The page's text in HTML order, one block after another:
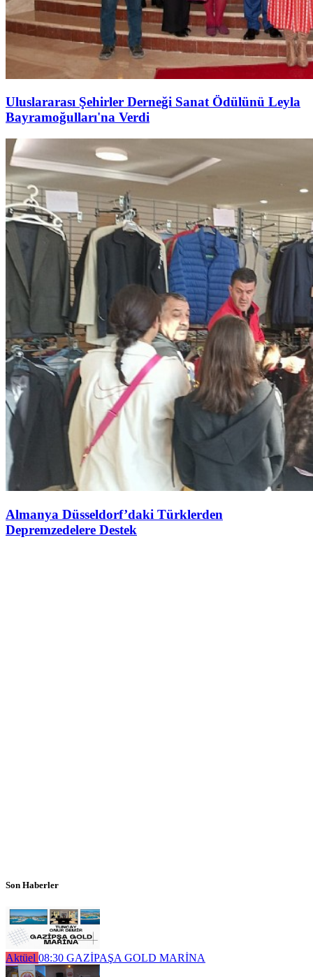
Uluslararası Şehirler Derneği Sanat Ödülünü Leyla
Bayramoğulları'na Verdi
Almanya Düsseldorf’daki Türklerden
Depremzedelere Destek
Son Haberler
Aktüel 08:30 GAZİPAŞA GOLD MARİNA